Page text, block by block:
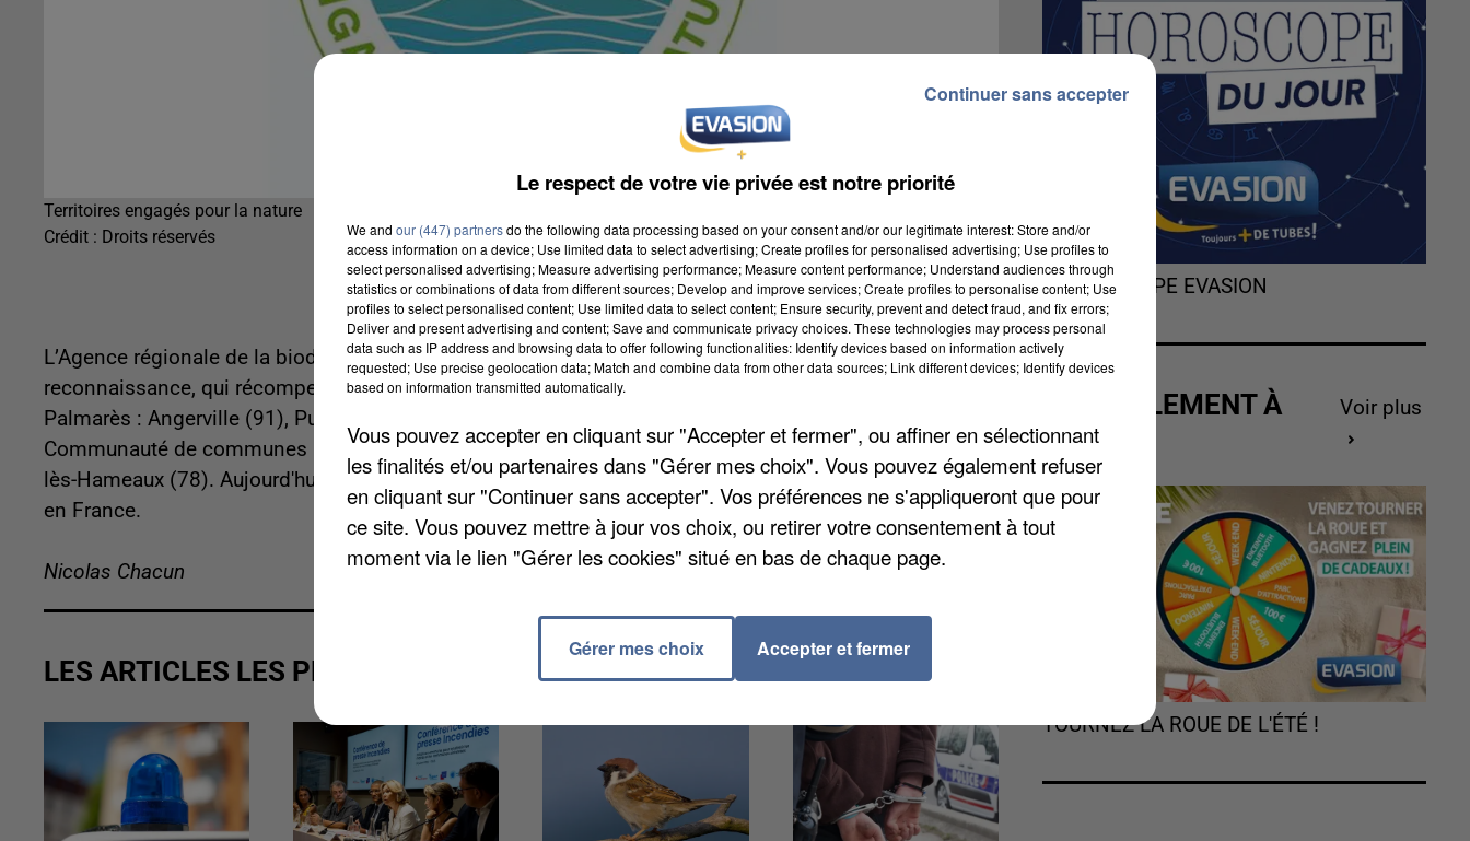
Territoires engagés pour la nature
Crédit : Droits réservés
L’Agence régionale de la biodiversité d’Île-de-France a dévoilé les lauréats 2026 de cette
reconnaissance, qui récompense les collectivités agissant pour préserver la biodiversité. P
Palmarès : Angerville (91), Pussay (91), Lisses (91), Ris-Orangis (91), mais aussi Bois-le-Roi (77), la
Communauté de communes Plaines et Monts de France (77), Carrières-sous-Poissy (78), ou Magny-
lès-Hameaux (78). Aujourd'hui, 23 % des espèces animales et végétales sont menacées de disparition
en France.
Nicolas Chacun
LES ARTICLES LES PLUS VUS
L'HOROSCOPE EVASION
ACTUELLEMENT À
GAGNER
Voir plus
TOURNEZ LA ROUE DE L'ÉTÉ !
Le respect de votre vie privée est notre priorité
We and our (447) partnersdo the following data processing based on your consent and/or our legitimate interest: Store and/or
access information on a device; Use limited data to select advertising; Create profiles for personalised advertising; Use profiles to
select personalised advertising; Measure advertising performance; Measure content performance; Understand audiences through
statistics or combinations of data from different sources; Develop and improve services; Create profiles to personalise content; Use
profiles to select personalised content; Use limited data to select content; Ensure security, prevent and detect fraud, and fix errors;
Deliver and present advertising and content; Save and communicate privacy choices. These technologies may process personal
data such as IP address and browsing data to offer following functionalities: Identify devices based on information actively
requested; Use precise geolocation data; Match and combine data from other data sources; Link different devices; Identify devices
based on information transmitted automatically.
Vous pouvez accepter en cliquant sur "Accepter et fermer", ou affiner en sélectionnant
les finalités et/ou partenaires dans "Gérer mes choix". Vous pouvez également refuser
en cliquant sur "Continuer sans accepter". Vos préférences ne s'appliqueront que pour
ce site. Vous pouvez mettre à jour vos choix, ou retirer votre consentement à tout
moment via le lien "Gérer les cookies" situé en bas de chaque page.
Gérer mes choix Accepter et fermer
Continuer sans accepter